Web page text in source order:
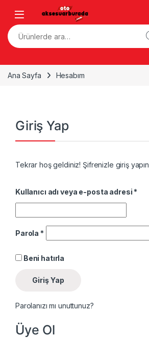
Ara:
Ana Sayfa Hesabım
Giriş Yap
Tekrar hoş geldiniz! Şifrenizle giriş yapın
Kullanıcı adı veya e-posta adresi *
Parola *Gerekli
Beni hatırla
Giriş Yap
Parolanızı mı unuttunuz?
Üye Ol